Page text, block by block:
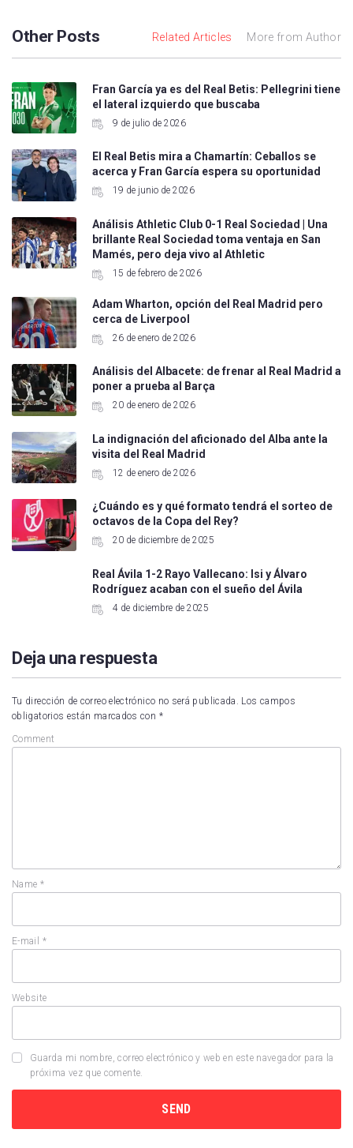
Other Posts Related Articles More from Author
Fran García ya es del Real Betis: Pellegrini tiene
el lateral izquierdo que buscaba
9 de julio de 2026
El Real Betis mira a Chamartín: Ceballos se
acerca y Fran García espera su oportunidad
19 de junio de 2026
Análisis Athletic Club 0-1 Real Sociedad | Una
brillante Real Sociedad toma ventaja en San
Mamés, pero deja vivo al Athletic
15 de febrero de 2026
Adam Wharton, opción del Real Madrid pero
cerca de Liverpool
26 de enero de 2026
Análisis del Albacete: de frenar al Real Madrid a
poner a prueba al Barça
20 de enero de 2026
La indignación del aficionado del Alba ante la
visita del Real Madrid
12 de enero de 2026
¿Cuándo es y qué formato tendrá el sorteo de
octavos de la Copa del Rey?
20 de diciembre de 2025
Real Ávila 1-2 Rayo Vallecano: Isi y Álvaro
Rodríguez acaban con el sueño del Ávila
4 de diciembre de 2025
Deja una respuesta
Tu dirección de correo electrónico no será publicada. Los campos
obligatorios están marcados con *
Comment
Name *
E-mail *
Website
Guarda mi nombre, correo electrónico y web en este navegador para la
próxima vez que comente.